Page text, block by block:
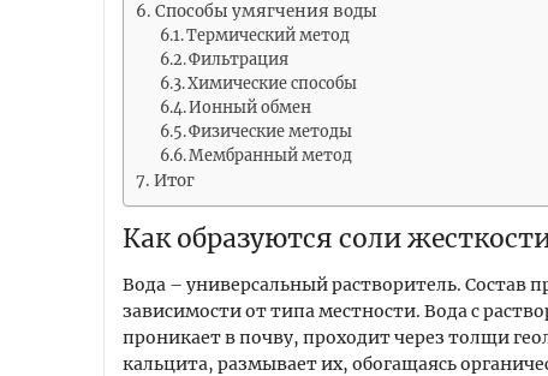
Способы умягчения воды
Термический метод
Фильтрация
Химические способы
Ионный обмен
Физические методы
Мембранный метод
Итог
Как образуются соли
Вода – универсальный растворитель. Состав
зависимости от типа местности. Вода с
проникает в почву, проходит через толщи
кальцита, размывает их, обогащаясь